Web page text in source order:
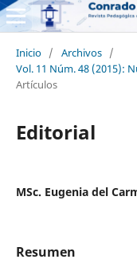
Inicio / Archivos /
Vol. 11 Núm. 48 (2015):
Artículos
Editorial
MSc. Eugenia del
Resumen